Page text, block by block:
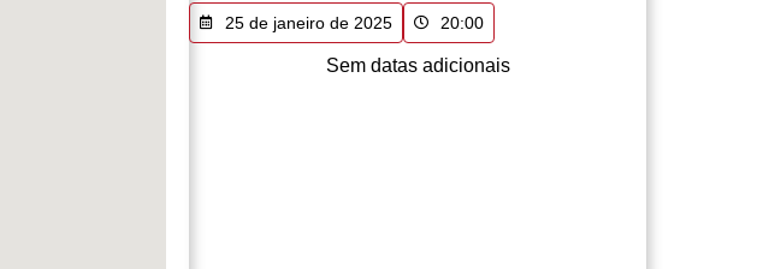
25 de janeiro de 2025 20:00
Sem datas adicionais